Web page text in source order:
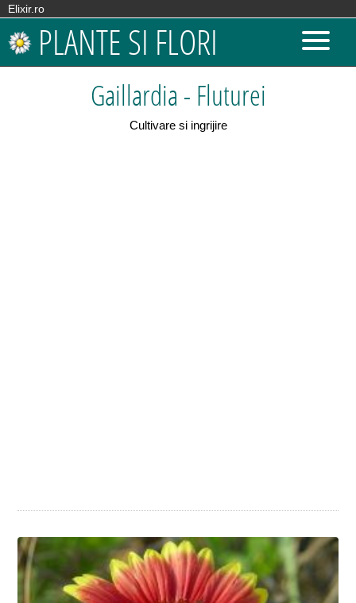
Elixir.ro
PLANTE SI FLORI
Gaillardia - Fluturei
Cultivare si ingrijire